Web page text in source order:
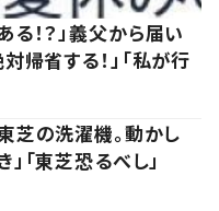
！？」義父から届い
帰省する！」「私が行
芝の洗濯機。動かし
「東芝恐るべし」